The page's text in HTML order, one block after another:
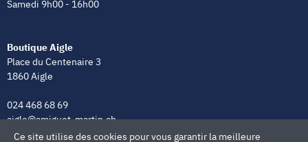
Samedi 9h00 - 16h00
Boutique Aigle
Place du Centenaire 3
1860 Aigle
024 468 68 69
aigle@amiguet-martin.ch
Ce site utilise des cookies pour vous garantir la meilleure